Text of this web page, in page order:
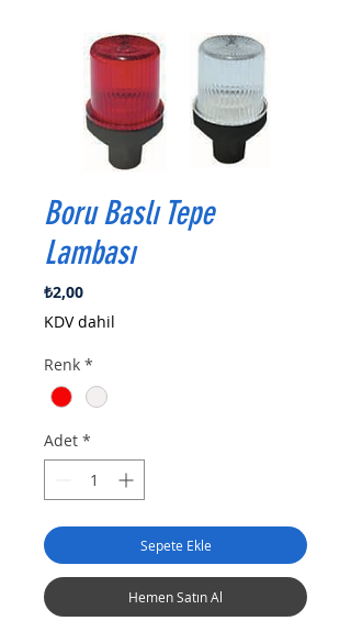
Boru Baslı Tepe
Lambası
₺2,00Fiyat
KDV dahil
Renk *
Adet *
Sepete Ekle
Hemen Satın Al